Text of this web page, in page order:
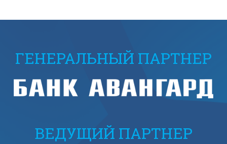
ГЕНЕРАЛЬНЫЙ ПАРТНЕР
ВЕДУЩИЙ ПАРТНЕР